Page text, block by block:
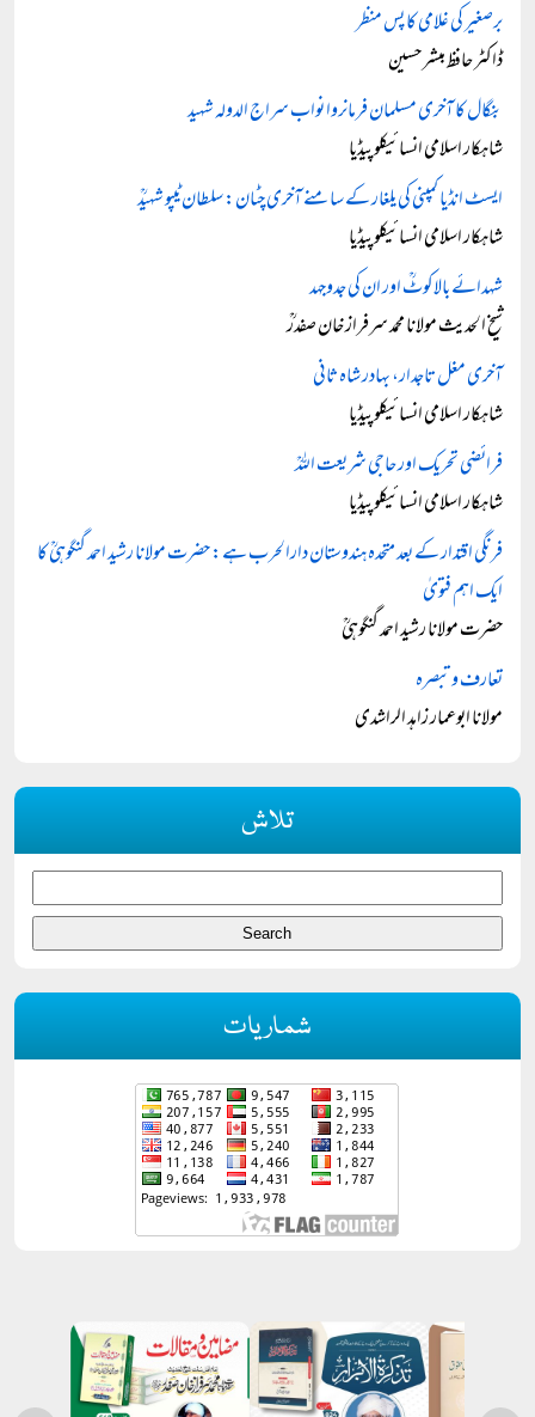
برصغیر کی غلامی کا پس منظر
ڈاکٹر حافظ مبشر حسین
بنگال کا آخری مسلمان فرمانروا نواب سراج الدولہ شہید
شاہکار اسلامی انسائیکلوپیڈیا
ایسٹ انڈیا کمپنی کی یلغار کے سامنے آخری چٹان: سلطان ٹیپو شہیدؒ
شاہکار اسلامی انسائیکلوپیڈیا
شہدائے بالاکوٹؒ اور ان کی جدوجہد
شیخ الحدیث مولانا محمد سرفراز خان صفدرؒ
آخری مغل تاجدار، بہادر شاہ ثانی
شاہکار اسلامی انسائیکلوپیڈیا
فرائضی تحریک اور حاجی شریعت اللہؒ
شاہکار اسلامی انسائیکلوپیڈیا
فرنگی اقتدار کے بعد متحدہ ہندوستان دارالحرب ہے: حضرت مولانا رشید احمد گنگوہیؒ کا
ایک اہم فتویٰ
حضرت مولانا رشید احمد گنگوہیؒ
تعارف و تبصرہ
مولانا ابوعمار زاہد الراشدی
تلاش
شماریات